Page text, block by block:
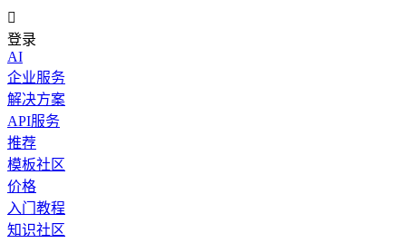

登录
AI
企业服务
解决方案
API服务
推荐
模板社区
价格
入门教程
知识社区